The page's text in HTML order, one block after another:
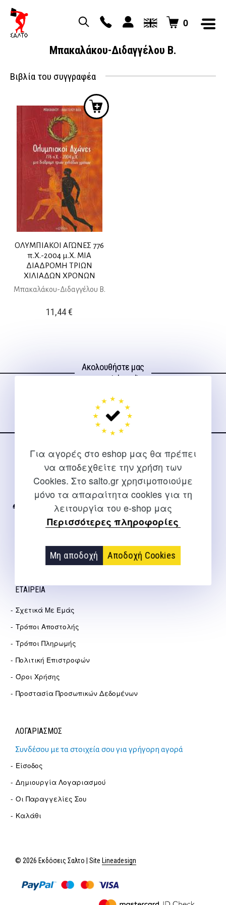
Για αγορές στο eshop μας θα πρέπει
να αποδεχθείτε την χρήση των
Cookies. Στο salto.gr χρησιμοποιούμε
μόνο τα απαραίτητα cookies για τη
λειτουργία του e-shop μας
Περισσότερες πληροφορίες
Μη αποδοχή Αποδοχή Cookies
0
Μπακαλάκου-Διδαγγέλου Β.
Βιβλία του συγγραφέα
ΟΛΥΜΠΙΑΚΟΙ ΑΓΩΝΕΣ 776
π.Χ.-2004 μ.Χ. ΜΙΑ
ΔΙΑΔΡΟΜΗ ΤΡΙΩΝ
ΧΙΛΙΑΔΩΝ ΧΡΟΝΩΝ
Μπακαλάκου-Διδαγγέλου Β.
11,44€
Ακολουθήστε μας
στα social media
ΕΠΙΚΟΙΝΩΝΊΑ
Για διευκρινίσεις και υποστήριξη παραγγελιών μέσω του
2310 267108
info@salto.gr
Αγγελάκη 21, Θεσσαλονίκη
ΕΤΑΙΡΕΊΑ
Σχετικά Με Εμάς
Τρόποι Αποστολής
Τρόποι Πληρωμής
Πολιτική Επιστροφών
Όροι Χρήσης
Προστασία Προσωπικών Δεδομένων
ΛΟΓΑΡΙΑΣΜΟΣ
Συνδέσου με τα στοιχεία σου για γρήγορη αγορά
Είσοδος
Δημιουργία Λογαριασμού
Οι Παραγγελίες Σου
Καλάθι
© 2026 Εκδόσεις Σαλτο | Site Lineadesign